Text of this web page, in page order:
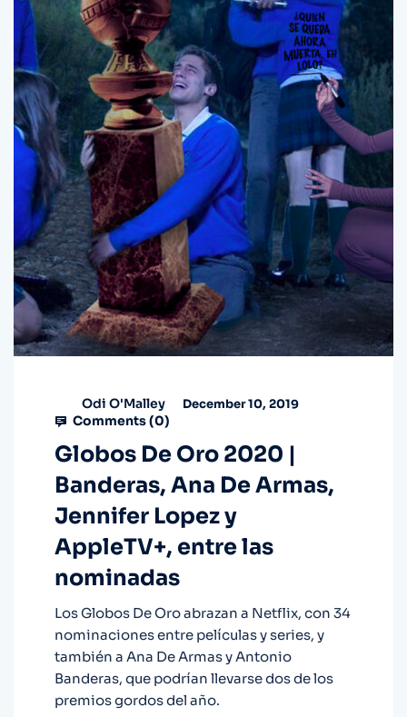
Odi O'Malley December 10, 2019
Comments (0)
Globos De Oro 2020 |
Banderas, Ana De Armas,
Jennifer Lopez y
AppleTV+, entre las
nominadas
Los Globos De Oro abrazan a Netflix, con 34
nominaciones entre películas y series, y
también a Ana De Armas y Antonio
Banderas, que podrían llevarse dos de los
premios gordos del año.